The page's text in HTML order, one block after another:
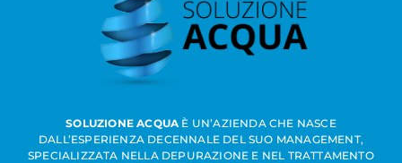
SOLUZIONE ACQUA È UN’AZIENDA CHE NASCE
DALL’ESPERIENZA DECENNALE DEL SUO MANAGEMENT,
SPECIALIZZATA NELLA DEPURAZIONE E NEL TRATTAMENTO